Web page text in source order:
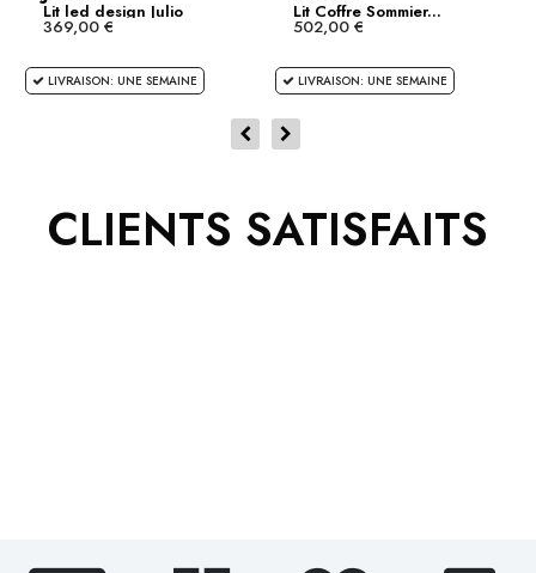
Lit led design Julio
369,00 €
LIVRAISON: UNE SEMAINE
Lit Coffre Sommier...
502,00 €
LIVRAISON: UNE SEMAINE
CLIENTS SATISFAITS